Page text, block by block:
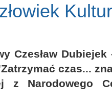
Czesław Dubiejek
czas...
z Narodowego